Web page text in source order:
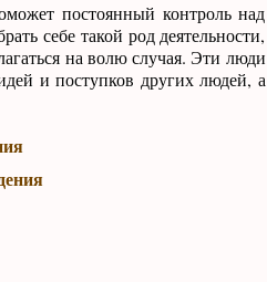
постоянный контроль над
себе такой род деятельности,
на волю случая. Эти люди
и поступков других людей, а